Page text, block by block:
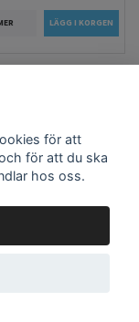
för att
för att du ska
hos oss.